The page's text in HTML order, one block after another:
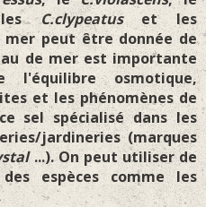
C.clypeatuset les
mer peut être donnée de
de mer est importante
osmotique,
et les phénomènes de
sel spécialisé dans les
jardineries (marques
...). On peut utiliser de
espèces comme les